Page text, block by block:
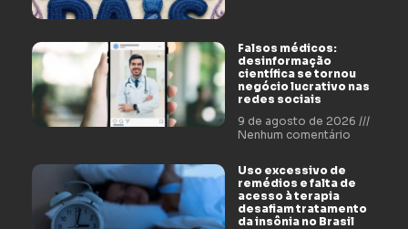
Falsos médicos:
desinformação
científica se tornou
negócio lucrativo nas
redes sociais
9 de agosto de 2026
Nenhum comentário
Uso excessivo de
remédios e falta de
acesso à terapia
desafiam tratamento
da insônia no Brasil